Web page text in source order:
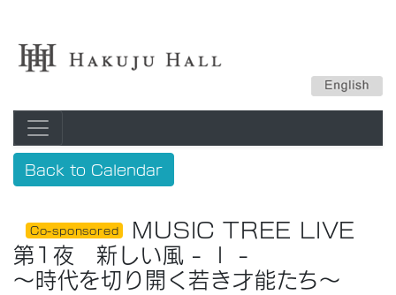
Back to Calendar
Co-sponsored MUSIC TREE LIVE
第1夜 新しい風 - Ⅰ -
～時代を切り開く若き才能たち～